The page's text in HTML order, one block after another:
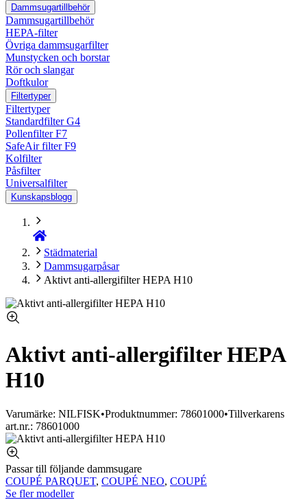
Dammsugartillbehör
Dammsugartillbehör
HEPA-filter
Övriga dammsugarfilter
Munstycken och borstar
Rör och slangar
Doftkulor
Filtertyper
Filtertyper
Standardfilter G4
Pollenfilter F7
SafeAir filter F9
Kolfilter
Påsfilter
Universalfilter
Kunskapsblogg
Städmaterial
Dammsugarpåsar
Aktivt anti-allergifilter HEPA H10
Aktivt anti-allergifilter HEPA
H10
Varumärke: NILFISK•Produktnummer: 78601000•Tillverkarens
art.nr.: 78601000
Passar till följande dammsugare
COUPÉ PARQUET, COUPÉ NEO, COUPÉ
Se fler modeller